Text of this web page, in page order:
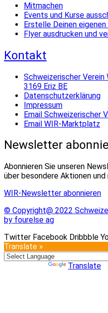
Mitmachen
Events und Kurse
Erstelle Deinen eigenen
Flyer ausdrucken und
Kontakt
Schweizerischer
3169 Eriz BE
Datenschutzerklärung
Impressum
Email Schweizerischer
Email WIR-Marktplatz
Newsletter
Abonnieren Sie unseren
über besondere Aktionen und
WIR-Newsletter abonnieren
© Copyright@ 2022
by fourelse ag
Twitter Facebook Dribbble
Translate »
Translate